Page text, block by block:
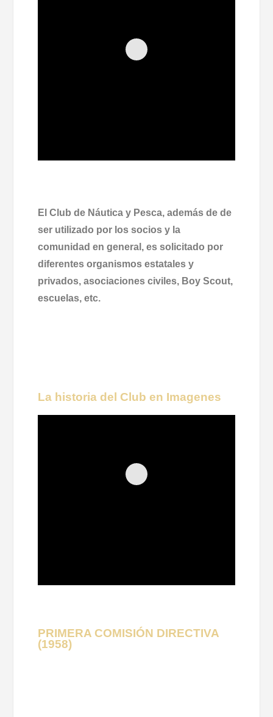
El Club de Náutica y Pesca, además de de
ser utilizado por los socios y la
comunidad en general, es solicitado por
diferentes organismos estatales y
privados, asociaciones civiles, Boy Scout,
escuelas, etc.
La historia del Club en Imagenes
PRIMERA COMISIÓN DIRECTIVA
(1958)